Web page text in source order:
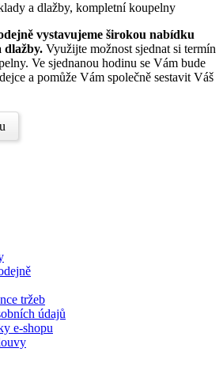
a dlažby, kompletní koupelny
vystavujeme širokou nabídku
dlažby. Využijte možnost sjednat si termín
Ve sjednanou hodinu se Vám bude
a pomůže Vám společně sestavit Váš
tržeb
údajů
e-shopu